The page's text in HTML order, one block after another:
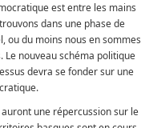
est entre les mains
dans une phase de
ou du moins nous en sommes
Le nouveau schéma politique
devra se fonder sur une
une répercussion sur le